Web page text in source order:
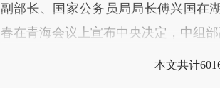
副部长、国家公务员局局长傅兴国在
春在青海会议上宣布中央决定，中组
本文共计